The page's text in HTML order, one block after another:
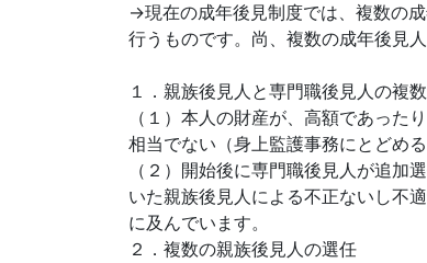
→現在の成年後見制度では、複数の
行うものです。尚、複数の成年後見
１．親族後見人と専門職後見人の複
（１）本人の財産が、高額であっ
相当でない（身上監護事務にとどめ
（２）開始後に専門職後見人が追
いた親族後見人による不正ないし不
に及んでいます。
２．複数の親族後見人の選任